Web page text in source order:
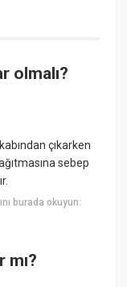
olmalı?
çıkarken
sebep
burada okuyun:
mı?